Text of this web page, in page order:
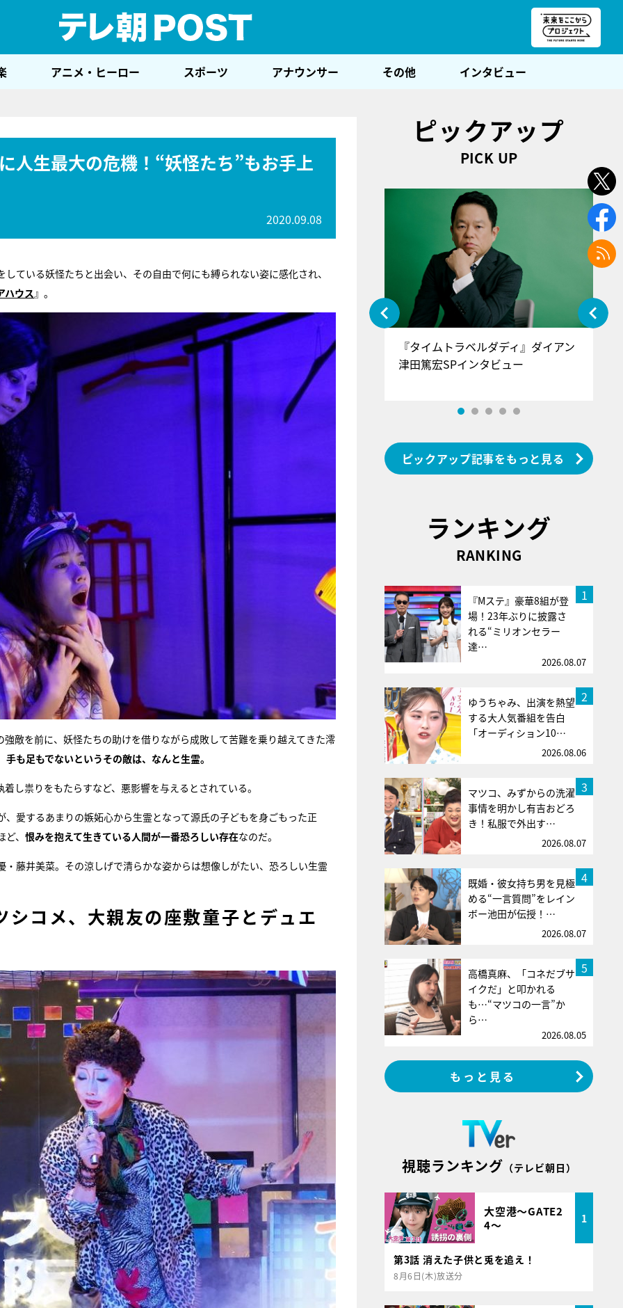
アニメ・ヒーロー スポーツ アナウンサー その他 インタビュー
人生最大の危機！“妖怪たち”もお手上
2020.09.08
ている妖怪たちと出会い、その自由で何にも縛られない姿に感化され、
ハウス』。
敵を前に、妖怪たちの助けを借りながら成敗して苦難を乗り越えてきた澪
も足もでないというその敵は、なんと生霊。
し祟りをもたらすなど、悪影響を与えるとされている。
愛するあまりの嫉妬心から生霊となって源氏の子どもを身ごもった正
、 恨みを抱えて生きている人間が一番恐ろしい存在なのだ。
藤井美菜。その涼しげで清らかな姿からは想像しがたい、恐ろしい生霊
コメ、大親友の座敷童子とデュエ
ピックアップ
PICK UP
『アイ＝ラブ！げーみんぐ』＝LOV
E齋藤樹愛羅＆佐々木舞香SPインタ
ビュー
『タイムトラベルダディ』ダイアン
津田篤宏SPインタビュー
ピックアップ記事をもっと見る
ランキング
RANKING
1
『Mステ』豪華8組が登
場！23年ぶりに披露さ
れる“ミリオンセラー
達…
2026.08.07
2
ゆうちゃみ、出演を熱望
する大人気番組を告白
「オーディション10…
2026.08.06
3
マツコ、みずからの洗濯
事情を明かし有吉おどろ
き！私服で外出す…
2026.08.07
4
既婚・彼女持ち男を見極
める“一言質問”をレイン
ボー池田が伝授！…
2026.08.07
5
高橋真麻、「コネだブサ
イクだ」と叩かれる
も…“マツコの一言”か
ら…
2026.08.05
もっと見る
視聴ランキング （テレビ朝日）
大空港～GATE2
4～
1
第3話 消えた子供と兎を追え！
8月6日(木)放送分